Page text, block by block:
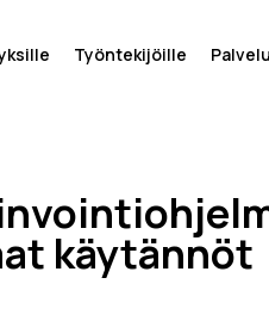
Työntekijöille
käytännöt